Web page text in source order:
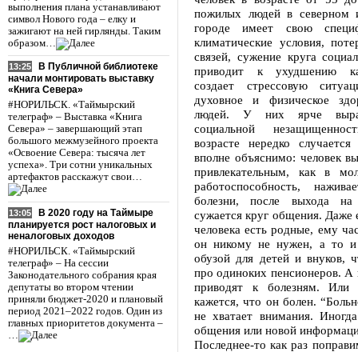
выполнения плана устанавливают
символ Нового года – елку и
зажигают на ней гирлянды. Таким
образом…
13:25
В Публичной библиотеке
начали монтировать выставку
«Книга Севера»
#НОРИЛЬСК. «Таймырский
телеграф» – Выставка «Книга
Севера» – завершающий этап
большого межмузейного проекта
«Освоение Севера: тысяча лет
успеха». Три сотни уникальных
артефактов расскажут свои…
13:05
В 2020 году на Таймыре
планируется рост налоговых и
неналоговых доходов
#НОРИЛЬСК. «Таймырский
телеграф» – На сессии
Законодательного собрания края
депутаты во втором чтении
приняли бюджет-2020 и плановый
период 2021–2022 годов. Один из
главных приоритетов документа –
…
пожилых людей в северном
городе имеет свою
климатические условия,
связей, сужение круга
приводит к ухудшению
создает стрессовую
духовное и физическое
людей. У них ярче
социальной
возрасте нередко
вполне объяснимо: человек
привлекательным, как в
работоспособность,
болезни, после выхода
сужается круг общения. Даже
человека есть родные, ему
он никому не нужен, а то и
обузой для детей и внуков,
про одиноких пенсионеров. А
приводят к болезням. Или
кажется, что он болен.
не хватает внимания.
общения или новой
Последнее-то как раз